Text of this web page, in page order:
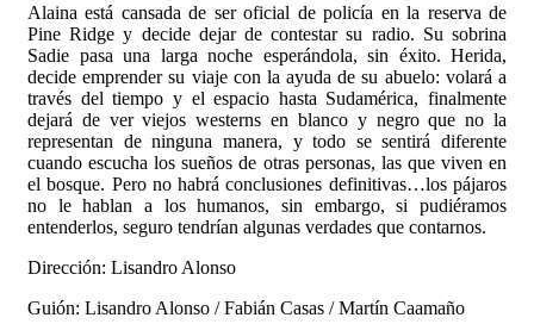
Alaina está cansada de ser oficial de policía en la reserva de
Pine Ridge y decide dejar de contestar su radio. Su sobrina
Sadie pasa una larga noche esperándola, sin éxito. Herida,
decide emprender su viaje con la ayuda de su abuelo: volará a
través del tiempo y el espacio hasta Sudamérica, finalmente
dejará de ver viejos westerns en blanco y negro que no la
representan de ninguna manera, y todo se sentirá diferente
cuando escucha los sueños de otras personas, las que viven en
el bosque. Pero no habrá conclusiones definitivas…los pájaros
no le hablan a los humanos, sin embargo, si pudiéramos
entenderlos, seguro tendrían algunas verdades que contarnos.
Dirección: Lisandro Alonso
Guión: Lisandro Alonso / Fabián Casas / Martín Caamaño